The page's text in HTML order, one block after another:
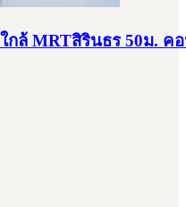
กล้ MRTสิรินธร 50ม.